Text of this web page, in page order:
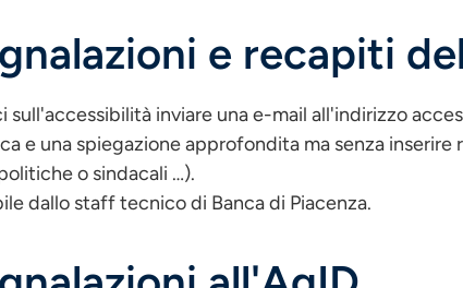
e recapiti
inviare una e-mail all'indirizzo
e una spiegazione approfondita ma senza
o sindacali …).
dallo staff tecnico di Banca di Piacenza.